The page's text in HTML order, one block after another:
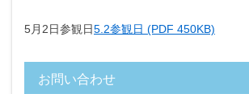
5月2日参観日5.2参観日 (PDF 450KB)
お問い合わせ